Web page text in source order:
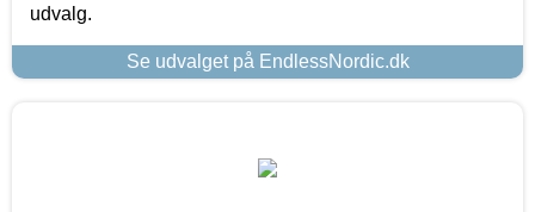
udvalg.
Se udvalget på EndlessNordic.dk